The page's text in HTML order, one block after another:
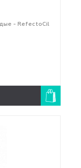
- RefectoCil